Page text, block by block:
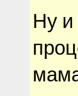
Ну и